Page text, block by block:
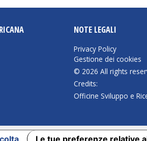
NOTE LEGALI
Privacy Policy
Gestione dei cookies
© 2026 All rights
Credits:
Officine Sviluppo e
Le tue preferenze relative